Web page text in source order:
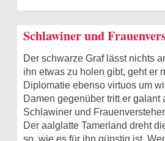
Schlawiner und
Der schwarze Graf lässt nichts
ihn etwas zu holen gibt, geht er
Diplomatie ebenso virtuos um
Damen gegenüber tritt er galant
Schlawiner und
Der aalglatte Tamerland dreht
so, wie es für ihn günstig ist.